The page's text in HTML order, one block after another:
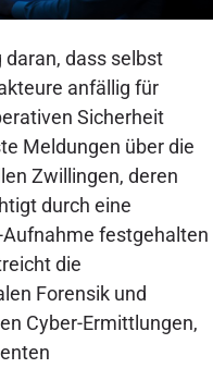
daran, dass selbst
anfällig für
Sicherheit
Meldungen über die
Zwillingen, deren
durch eine
festgehalten
die
Forensik und
Cyber-Ermittlungen,